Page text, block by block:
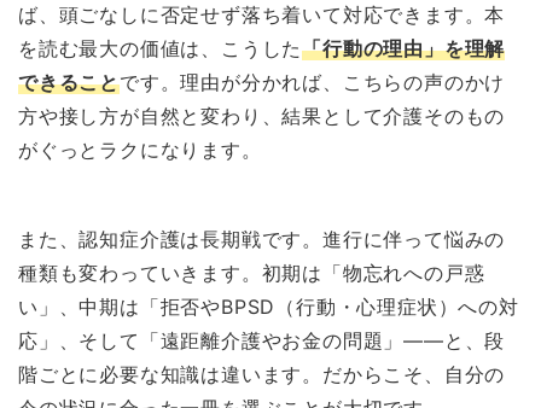
ば、頭ごなしに否定せず落ち着いて対応できます。本
を読む最大の価値は、こうした「行動の理由」を理解
できることです。理由が分かれば、こちらの声のかけ
方や接し方が自然と変わり、結果として介護そのもの
がぐっとラクになります。
また、認知症介護は長期戦です。進行に伴って悩みの
種類も変わっていきます。初期は「物忘れへの戸惑
い」、中期は「拒否やBPSD（行動・心理症状）への対
応」、そして「遠距離介護やお金の問題」——と、段
階ごとに必要な知識は違います。だからこそ、自分の